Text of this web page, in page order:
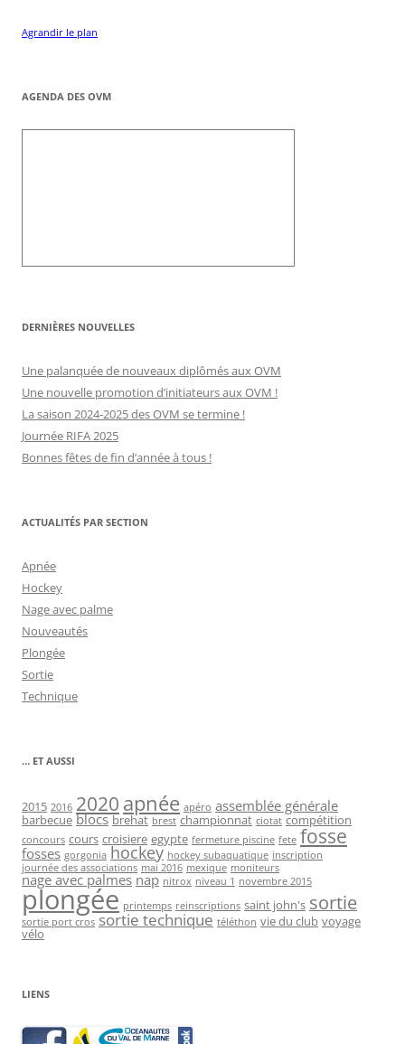
Agrandir le plan
AGENDA DES OVM
DERNIÈRES NOUVELLES
Une palanquée de nouveaux diplômés aux OVM
Une nouvelle promotion d’initiateurs aux OVM !
La saison 2024-2025 des OVM se termine !
Journée RIFA 2025
Bonnes fêtes de fin d’année à tous !
ACTUALITÉS PAR SECTION
Apnée
Hockey
Nage avec palme
Nouveautés
Plongée
Sortie
Technique
… ET AUSSI
2015 2016 2020 apnée apéro assemblée générale
barbecue blocs brehat brest championnat ciotat compétition
concours cours croisiere egypte fermeture piscine fete fosse
fosses gorgonia hockey hockey subaquatique inscription
journée des associations mai 2016 mexique moniteurs
nage avec palmes nap nitrox niveau 1 novembre 2015
plongée printemps reinscriptions saint john's sortie
sortie port cros sortie technique téléthon vie du club voyage
vélo
LIENS